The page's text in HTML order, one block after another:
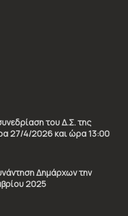
του Δ.Σ. της
27/4/2026 και ώρα 13:00
Δημάρχων την
2025